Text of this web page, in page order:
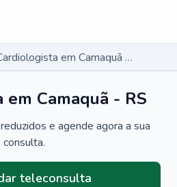
Cardiologista em Camaquã - RS
Camaquã - RS
e agende agora a sua
consulta.
teleconsulta